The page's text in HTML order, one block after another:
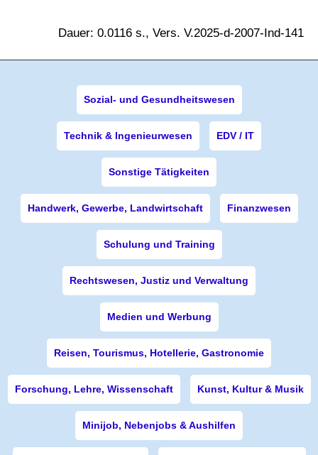
Dauer: 0.0116 s., Vers. V.2025-d-2007-Ind-141
Sozial- und Gesundheitswesen
Technik & Ingenieurwesen EDV / IT
Sonstige Tätigkeiten
Handwerk, Gewerbe, Landwirtschaft Finanzwesen
Schulung und Training
Rechtswesen, Justiz und Verwaltung
Medien und Werbung
Reisen, Tourismus, Hotellerie, Gastronomie
Forschung, Lehre, Wissenschaft Kunst, Kultur & Musik
Minijob, Nebenjobs & Aushilfen